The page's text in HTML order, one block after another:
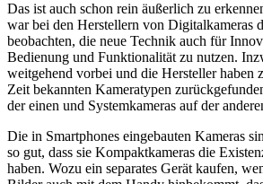
Das ist auch schon rein äußerlich zu
war bei den Herstellern von Digitalkameras
beobachten, die neue Technik auch für
Bedienung und Funktionalität zu nutzen.
weitgehend vorbei und die Hersteller haben
Zeit bekannten Kameratypen
der einen und Systemkameras auf der
Die in Smartphones eingebauten Kameras
so gut, dass sie Kompaktkameras die
haben. Wozu ein separates Gerät kaufen,